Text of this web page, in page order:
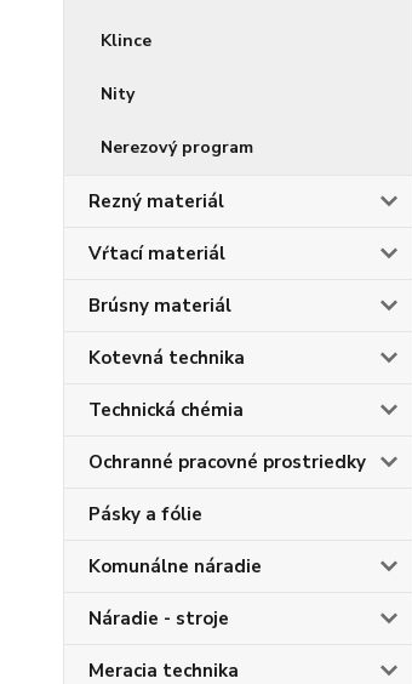
Klince
Nity
Nerezový program
Rezný materiál
Vŕtací materiál
Brúsny materiál
Kotevná technika
Technická chémia
Ochranné pracovné prostriedky
Pásky a fólie
Komunálne náradie
Náradie - stroje
Meracia technika